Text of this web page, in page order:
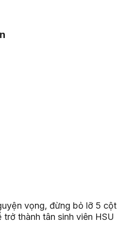
vọng, đừng bỏ lỡ 5 cột
thành tân sinh viên HSU